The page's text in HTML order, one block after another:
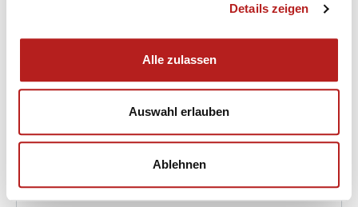
Details zeigen
Alle zulassen
Auswahl erlauben
Ablehnen